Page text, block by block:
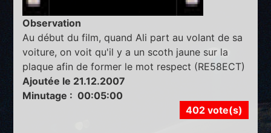
Observation
Au début du film, quand Ali part au volant de sa
voiture, on voit qu'il y a un scoth jaune sur la
plaque afin de former le mot respect (RE58ECT)
Ajoutée le 21.12.2007
Minutage : 00:05:00
402 vote(s)